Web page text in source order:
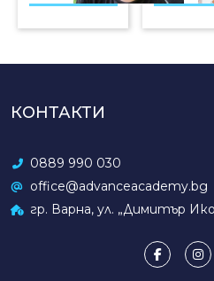
КОНТАКТИ
0889 990 030
office@advanceacademy.bg
гр. Варна, ул. „Димитър
Facebook